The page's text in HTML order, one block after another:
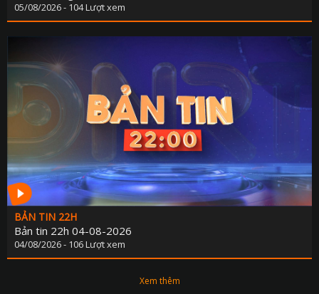
05/08/2026 - 104 Lượt xem
BẢN TIN 22H
Bản tin 22h 04-08-2026
04/08/2026 - 106 Lượt xem
Xem thêm